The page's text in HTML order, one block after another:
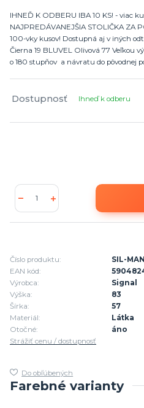
IHNEĎ K ODBERU IBA 10 KS! - viac
NAJPREDÁVANEJŠIA STOLIČKA ZA
100-vky kusov! Dostupná aj v iných
Čierna 19 BLUVEL Olivová 77 Veľkou
o 180 stupňov a návratu do pôvodnej
Dostupnosť Ihneď k odberu
Číslo produktu:
SIL-
EAN kód:
Výrobca:
Signal
Výška:
83
Šírka:
57
Materiál:
Látka
Otočné:
áno
Strážiť cenu / dostupnosť
Do obľúbených
Farebné varianty